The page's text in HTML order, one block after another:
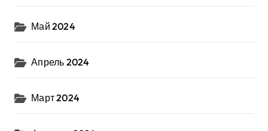
Май 2024
Апрель 2024
Март 2024